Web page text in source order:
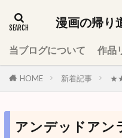
漫画の帰り
当ブログについて 作品
HOME 新着記事
アンデッドアン